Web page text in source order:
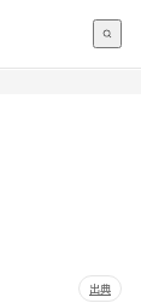
出典